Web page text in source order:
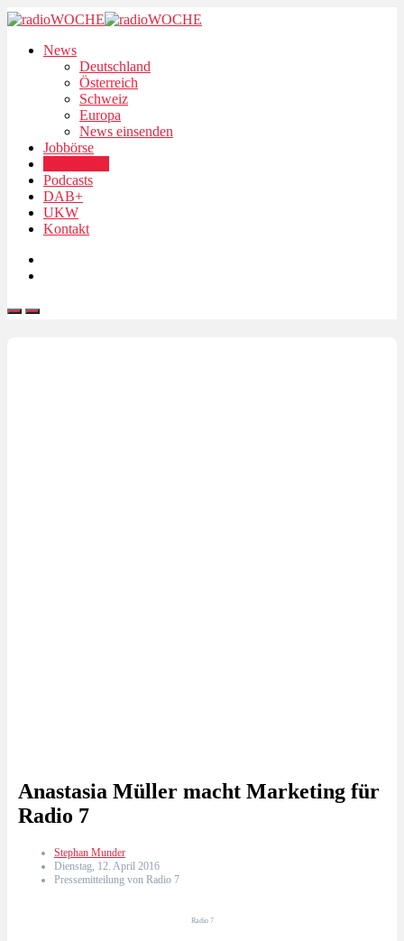
News
Deutschland
Österreich
Schweiz
Europa
News einsenden
Jobbörse
Podcasts
DAB+
UKW
Kontakt
Anastasia Müller macht Marketing für
Radio 7
Stephan Munder
Dienstag, 12. April 2016
Pressemitteilung von Radio 7
Radio 7